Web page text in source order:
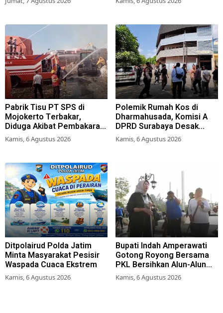
Pabrik Tisu PT SPS di
Mojokerto Terbakar,
Diduga Akibat Pembakaran
Lahan Tebu
Kamis, 6 Agustus 2026
Polemik Rumah Kos di
Dharmahusada, Komisi A
DPRD Surabaya Desak
Pemkot Terbitkan Perwali
Perda Hunian Layak
Kamis, 6 Agustus 2026
Ditpolairud Polda Jatim
Minta Masyarakat Pesisir
Waspada Cuaca Ekstrem
Kamis, 6 Agustus 2026
Bupati Indah Amperawati
Gotong Royong Bersama
PKL Bersihkan Alun-Alun
Lumajang
Kamis, 6 Agustus 2026